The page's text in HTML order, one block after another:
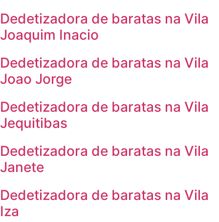
Dedetizadora de baratas na Vila
Joaquim Inacio
Dedetizadora de baratas na Vila
Joao Jorge
Dedetizadora de baratas na Vila
Jequitibas
Dedetizadora de baratas na Vila
Janete
Dedetizadora de baratas na Vila
Iza